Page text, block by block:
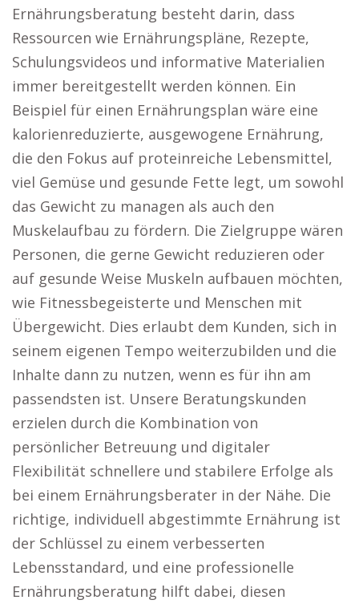
Ernährungsberatung besteht darin, dass
Ressourcen wie Ernährungspläne, Rezepte,
Schulungsvideos und informative Materialien
immer bereitgestellt werden können. Ein
Beispiel für einen Ernährungsplan wäre eine
kalorienreduzierte, ausgewogene Ernährung,
die den Fokus auf proteinreiche Lebensmittel,
viel Gemüse und gesunde Fette legt, um sowohl
das Gewicht zu managen als auch den
Muskelaufbau zu fördern. Die Zielgruppe wären
Personen, die gerne Gewicht reduzieren oder
auf gesunde Weise Muskeln aufbauen möchten,
wie Fitnessbegeisterte und Menschen mit
Übergewicht. Dies erlaubt dem Kunden, sich in
seinem eigenen Tempo weiterzubilden und die
Inhalte dann zu nutzen, wenn es für ihn am
passendsten ist. Unsere Beratungskunden
erzielen durch die Kombination von
persönlicher Betreuung und digitaler
Flexibilität schnellere und stabilere Erfolge als
bei einem Ernährungsberater in der Nähe. Die
richtige, individuell abgestimmte Ernährung ist
der Schlüssel zu einem verbesserten
Lebensstandard, und eine professionelle
Ernährungsberatung hilft dabei, diesen